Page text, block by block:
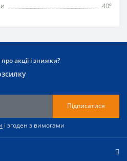
40º
акції і знижки?
Підписатися
і згоден з вимогами